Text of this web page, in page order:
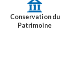
Conservation du
Patrimoine